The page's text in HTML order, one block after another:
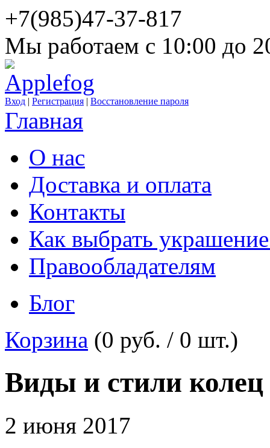
+7(985)47-37-817
Мы работаем c 10:00 до
Вход | Регистрация | Восстановление пароля
Главная
О нас
Доставка и оплата
Контакты
Как выбрать
Правообладателям
Блог
Корзина (0 руб. / 0 шт.)
Виды и стили колец
2 июня 2017